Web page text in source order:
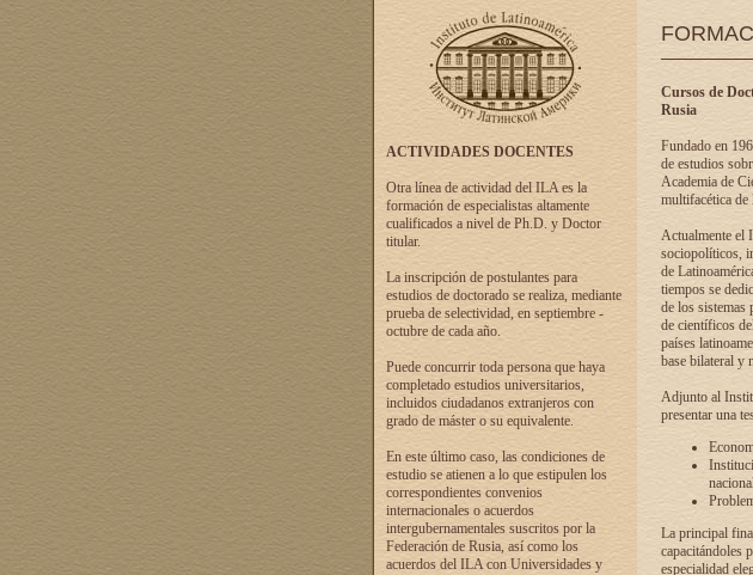
ACTIVIDADES DOCENTES
Otra línea de actividad del ILA es la
formación de especialistas altamente
cualificados a nivel de Ph.D. y Doctor
titular.
La inscripción de postulantes para
estudios de doctorado se realiza, mediante
prueba de selectividad, en septiembre -
octubre de cada año.
Puede concurrir toda persona que haya
completado estudios universitarios,
incluidos ciudadanos extranjeros con
grado de máster o su equivalente.
En este último caso, las condiciones de
estudio se atienen a lo que estipulen los
correspondientes convenios
internacionales o acuerdos
intergubernamentales suscritos por la
Federación de Rusia, así como los
acuerdos del ILA con Universidades y
Cursos de
Rusia
Fundado en
de estudios
Academia de
multifacética de
Actualmente el
sociopolíticos,
de
tiempos se
de los sistemas
de científicos
países
base bilateral y
Adjunto al
presentar una
La principal
capacitándoles
especialidad